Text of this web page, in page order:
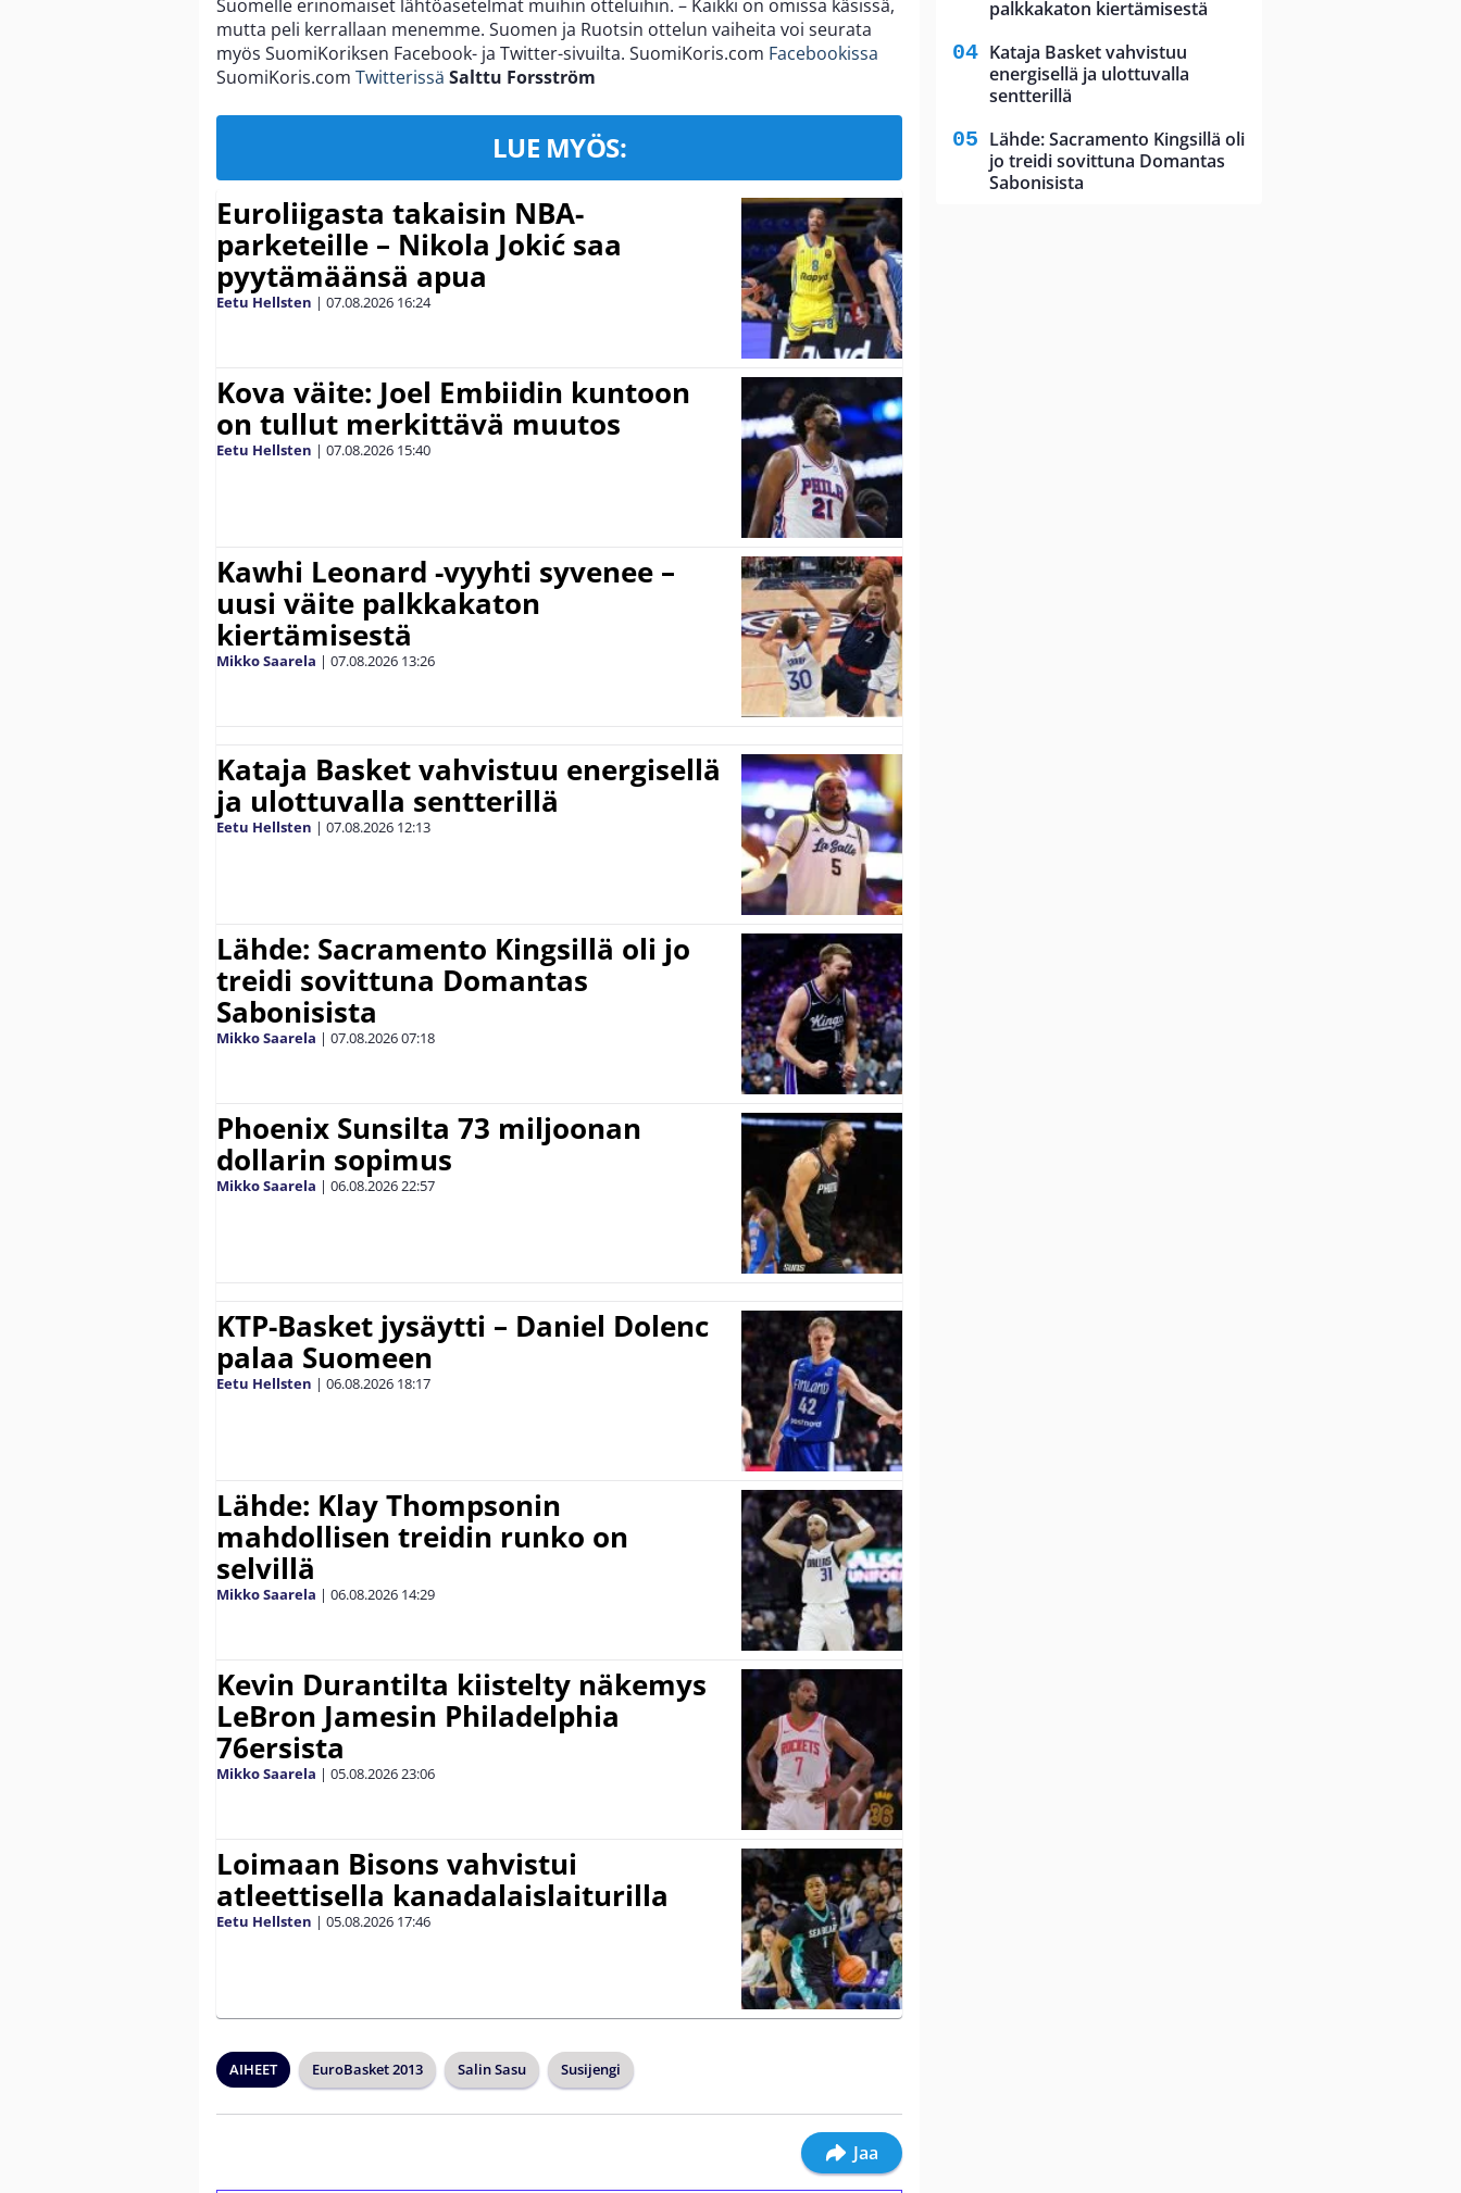
Suomelle erinomaiset lähtöasetelmat muihin otteluihin. – Kaikki on omissa käsissä,
mutta peli kerrallaan menemme. Suomen ja Ruotsin ottelun vaiheita voi seurata
myös SuomiKoriksen Facebook- ja Twitter-sivuilta. SuomiKoris.com Facebookissa
SuomiKoris.com Twitterissä Salttu Forsström
LUE MYÖS:
Euroliigasta takaisin NBA-
parketeille – Nikola Jokić saa
pyytämäänsä apua
Eetu Hellsten | 07.08.2026 16:24
Kova väite: Joel Embiidin kuntoon
on tullut merkittävä muutos
Eetu Hellsten | 07.08.2026 15:40
Kawhi Leonard -vyyhti syvenee –
uusi väite palkkakaton
kiertämisestä
Mikko Saarela | 07.08.2026 13:26
Kataja Basket vahvistuu energisellä
ja ulottuvalla sentterillä
Eetu Hellsten | 07.08.2026 12:13
Lähde: Sacramento Kingsillä oli jo
treidi sovittuna Domantas
Sabonisista
Mikko Saarela | 07.08.202607:18
Phoenix Sunsilta 73 miljoonan
dollarin sopimus
Mikko Saarela | 06.08.202622:57
KTP-Basket jysäytti – Daniel Dolenc
palaa Suomeen
Eetu Hellsten | 06.08.2026 18:17
Lähde: Klay Thompsonin
mahdollisen treidin runko on
selvillä
Mikko Saarela | 06.08.2026 14:29
Kevin Durantilta kiistelty näkemys
LeBron Jamesin Philadelphia
76ersista
Mikko Saarela | 05.08.202623:06
Loimaan Bisons vahvistui
atleettisella kanadalaislaiturilla
Eetu Hellsten | 05.08.2026 17:46
AIHEET EuroBasket 2013 Salin Sasu Susijengi
Jaa
palkkakaton kiertämisestä
Kataja Basket vahvistuu
energisellä ja ulottuvalla
sentterillä
Lähde: Sacramento Kingsillä oli
jo treidi sovittuna Domantas
Sabonisista